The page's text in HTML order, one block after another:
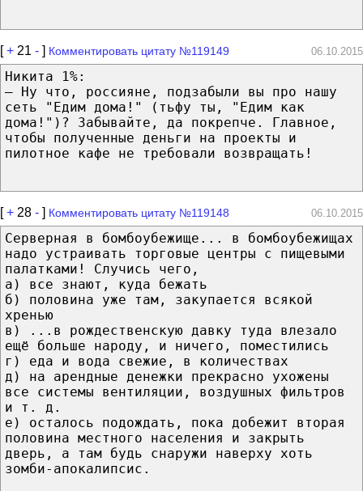
[+ 21 - ] Комментировать цитату №119149 06.10.2015
Никита 1%:
— Ну что, россияне, подзабыли вы про нашу
сеть "Едим дома!" (тьфу ты, "Едим как
дома!")? Забывайте, да покрепче. Главное,
чтобы полученные деньги на проекты и
пилотное кафе не требовали возвращать!
[+ 28 - ] Комментировать цитату №119148 06.10.2015
Серверная в бомбоубежище... в бомбоубежищах
надо устраивать торговые центры с пищевыми
палатками! Случись чего,
а) все знают, куда бежать
б) половина уже там, закупается всякой
хренью
в) ...в рождественскую давку туда влезало
ещё больше народу, и ничего, поместились
г) еда и вода свежие, в количествах
д) на арендные денежки прекрасно ухожены
все системы вентиляции, воздушных фильтров
и т. д.
е) осталось подождать, пока добежит вторая
половина местного населения и закрыть
дверь, а там будь снаружи наверху хоть
зомби-апокалипсис.